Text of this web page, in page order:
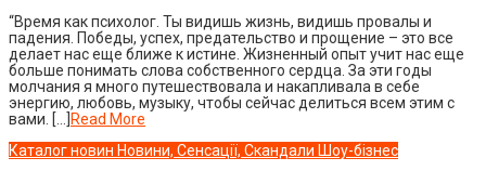
“Время как психолог. Ты видишь жизнь, видишь провалы и
падения. Победы, успех, предательство и прощение – это все
делает нас еще ближе к истине. Жизненный опыт учит нас еще
больше понимать слова собственного сердца. За эти годы
молчания я много путешествовала и накапливала в себе
энергию, любовь, музыку, чтобы сейчас делиться всем этим с
вами. […]
Read More
Каталог новин Новини, Сенсації, Скандали Шоу-бізнес